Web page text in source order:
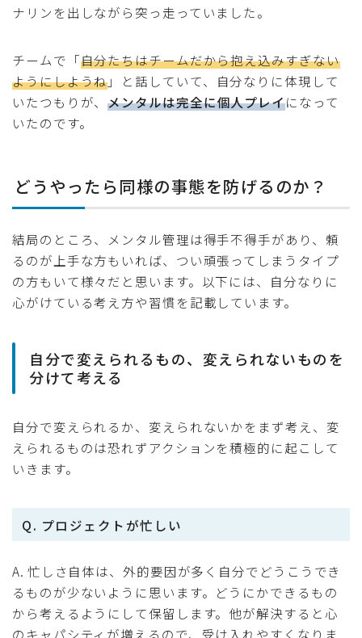
ナリンを出しながら突っ走っていました。
チームで「自分たちはチームだから抱え込みすぎない
ようにしようね」と話していて、自分なりに体現して
いたつもりが、メンタルは完全に個人プレイになって
いたのです。
どうやったら同様の事態を防げるのか？
結局のところ、メンタル管理は得手不得手があり、頼
るのが上手な方もいれば、つい頑張ってしまうタイプ
の方もいて様々だと思います。以下には、自分なりに
心がけている考え方や習慣を記載しています。
自分で変えられるもの、変えられないものを
分けて考える
自分で変えられるか、変えられないかをまず考え、変
えられるものは恐れずアクションを積極的に起こして
いきます。
Q. プロジェクトが忙しい
A. 忙しさ自体は、外的要因が多く自分でどうこうでき
るものが少ないように思います。どうにかできるもの
から考えるようにして保留します。他が解決すると心
のキャパシティが増えるので、受け入れやすくなりま